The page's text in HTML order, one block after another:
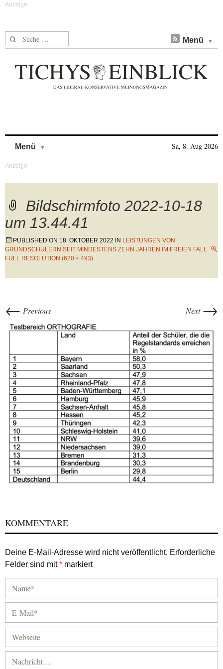
Suche nach: Menü
Menü Sa, 8. Aug 2026
Bildschirmfoto 2022-10-18
um 13.44.41
PUBLISHED ON 18. OKTOBER 2022 IN LEISTUNGEN VON
GRUNDSCHÜLERN SEIT MINDESTENS ZEHN JAHREN IM FREIEN FALL
FULL RESOLUTION (620 × 493)
← Previous Next →
KOMMENTARE
Deine E-Mail-Adresse wird nicht veröffentlicht. Erforderliche
Felder sind mit* markiert